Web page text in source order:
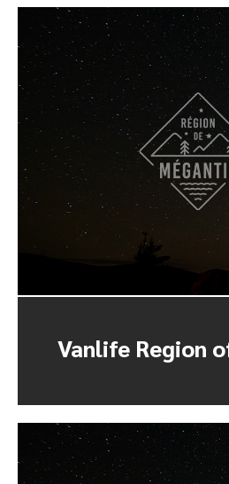
Vanlife Region